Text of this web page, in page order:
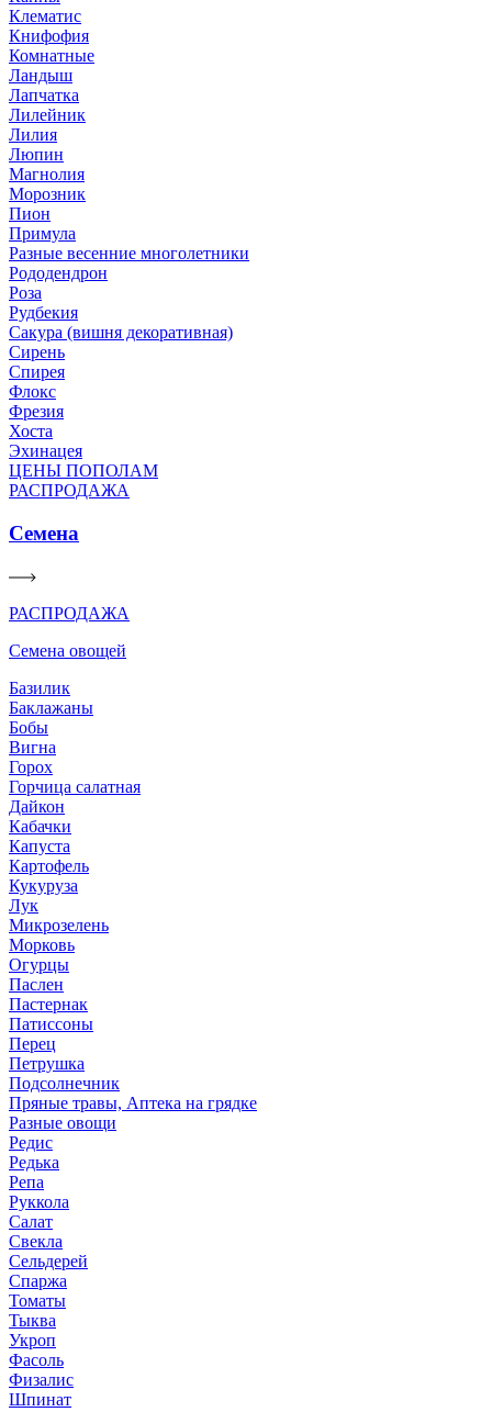
Клематис
Книфофия
Комнатные
Ландыш
Лапчатка
Лилейник
Лилия
Люпин
Магнолия
Морозник
Пион
Примула
Разные весенние многолетники
Рододендрон
Роза
Рудбекия
Сакура (вишня декоративная)
Сирень
Спирея
Флокс
Фрезия
Хоста
Эхинацея
ЦЕНЫ ПОПОЛАМ
РАСПРОДАЖА
Семена
РАСПРОДАЖА
Семена овощей
Базилик
Баклажаны
Бобы
Вигна
Горох
Горчица салатная
Дайкон
Кабачки
Капуста
Картофель
Кукуруза
Лук
Микрозелень
Морковь
Огурцы
Паслен
Пастернак
Патиссоны
Перец
Петрушка
Подсолнечник
Пряные травы, Аптека на грядке
Разные овощи
Редис
Редька
Репа
Руккола
Салат
Свекла
Сельдерей
Спаржа
Томаты
Тыква
Укроп
Фасоль
Физалис
Шпинат